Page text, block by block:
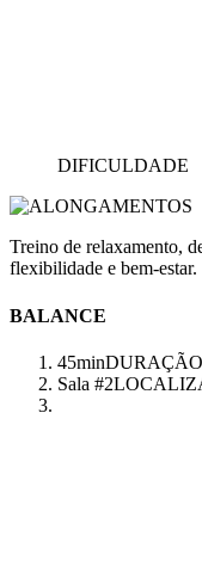
DIFICULDADE
Treino de relaxamento,
flexibilidade e bem-estar.
BALANCE
45minDURAÇÃO
Sala #2